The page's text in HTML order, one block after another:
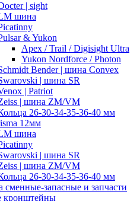
| sight
шина
& Yukon
Apex / Trail / Digisight Ultra
Yukon Nordforce / Photon
Bender | шина Convex
| шина SR
| Patriot
| шина ZM/VM
26-30-34-35-36-40 мм
12мм
шина
| шина SR
| шина ZM/VM
26-30-34-35-36-40 мм
сменные-запасные и запчасти
кронштейны